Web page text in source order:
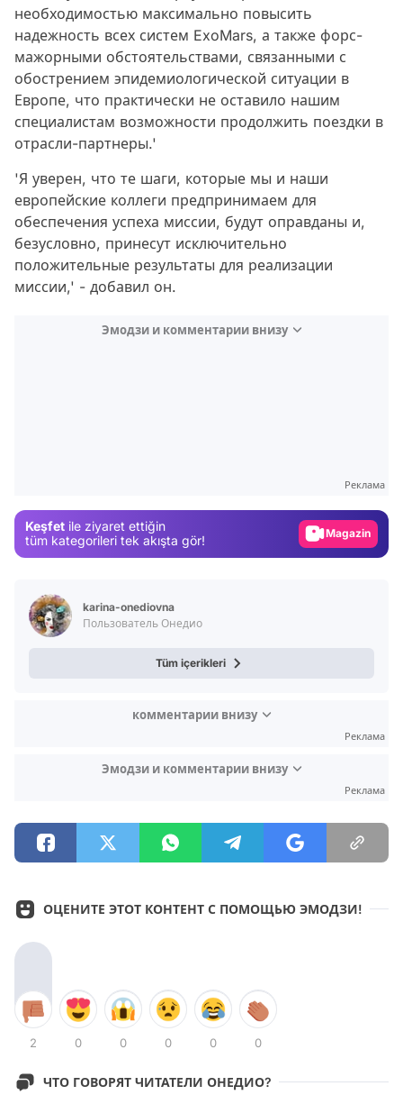
необходимостью максимально повысить
надежность всех систем ExoMars, а также форс-
мажорными обстоятельствами, связанными с
обострением эпидемиологической ситуации в
Европе, что практически не оставило нашим
специалистам возможности продолжить поездки в
отрасли-партнеры.'
'Я уверен, что те шаги, которые мы и наши
европейские коллеги предпринимаем для
обеспечения успеха миссии, будут оправданы и,
безусловно, принесут исключительно
положительные результаты для реализации
миссии,' - добавил он.
Эмодзи и комментарии внизу
Реклама
Keşfet ile ziyaret ettiğin
tüm kategorileri tek akışta gör!
Magazin
karina-onediovna
Пользователь Онедио
Tüm içerikleri
комментарии внизу
Реклама
Эмодзи и комментарии внизу
Реклама
ОЦЕНИТЕ ЭТОТ КОНТЕНТ С ПОМОЩЬЮ ЭМОДЗИ!
2 0 0 0 0 0
ЧТО ГОВОРЯТ ЧИТАТЕЛИ ОНЕДИО?